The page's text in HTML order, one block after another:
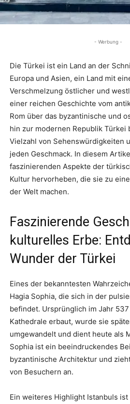
- Werbung -
Die Türkei ist ein Land an der
Europa und Asien, ein Land mit
Verschmelzung östlicher und
einer reichen Geschichte vom
Rom über das byzantinische und
hin zur modernen Republik Türkei
Vielzahl von Sehenswürdigkeiten
jeden Geschmack. In diesem
faszinierenden Aspekte der
Kultur hervorheben, die sie zu
der Welt machen.
Faszinierende
kulturelles Erbe:
Wunder der Türkei
Eines der bekanntesten
Hagia Sophia, die sich in der
befindet. Ursprünglich im Jahr
Kathedrale erbaut, wurde sie
umgewandelt und dient heute als
Sophia ist ein beeindruckendes
byzantinische Architektur und
von Besuchern an.
Ein weiteres Highlight Istanbuls ist